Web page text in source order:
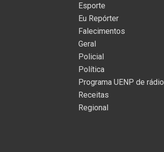
Esporte
Eu Repórter
Falecimentos
Geral
Policial
Política
Programa UENP de rádio
Receitas
Regional